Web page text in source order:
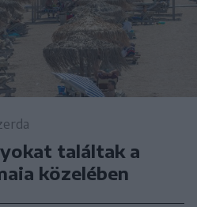
találtak a
közelében